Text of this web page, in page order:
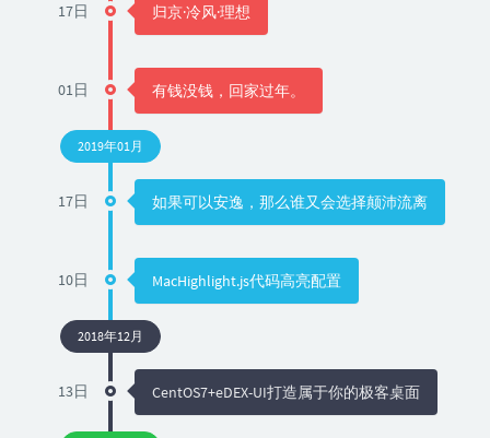
17日 归京·冷风·理想
01日 有钱没钱，回家过年。
2019年01月
17日 如果可以安逸，那么谁又会选择颠沛流离
10日 MacHighlight.js代码高亮配置
2018年12月
13日 CentOS7+eDEX-UI打造属于你的极客桌面